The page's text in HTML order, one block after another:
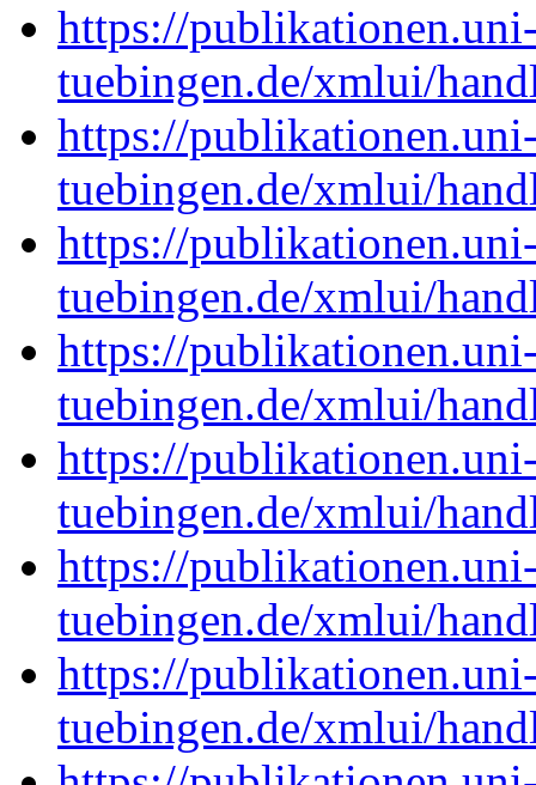
https://
tuebingen.de/xmlui/
https://
tuebingen.de/xmlui/
https://
tuebingen.de/xmlui/
https://
tuebingen.de/xmlui/
https://
tuebingen.de/xmlui/
https://
tuebingen.de/xmlui/
https://
tuebingen.de/xmlui/